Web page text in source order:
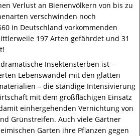
Verlust an Bienenvölkern von bis zu
verschwinden noch
in Deutschland vorkommenden
197 Arten gefährdet und 31
Insektensterben ist –
Lebenswandel mit den glatten
– die ständige Intensivierung
mit dem großflächigen Einsatz
einhergehenden Vernichtung von
Grünstreifen. Auch viele Gärtner
Garten ihre Pflanzen gegen